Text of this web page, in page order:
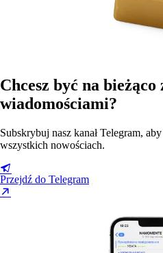
Chcesz być na
wiadomościami?
Subskrybuj nasz kanał Telegram,
wszystkich nowościach.
Przejdź do Telegram